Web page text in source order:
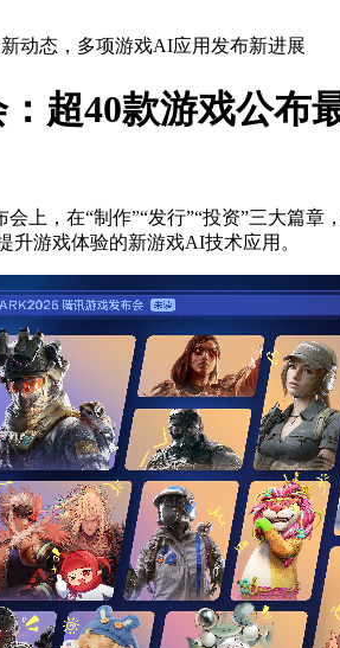
动态，多项游戏AI应用发布新进展
超40款游戏公
上，在“制作”“发行”“投资”三大篇
游戏体验的新游戏AI技术应用。